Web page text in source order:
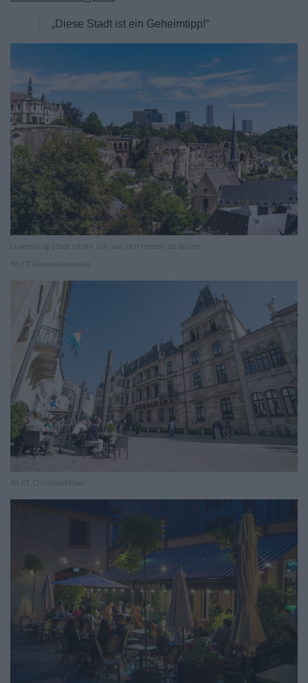
„Diese Stadt ist ein Geheimtipp!“
Luxemburg Stadt ist ein Ort, um sich treiben zu lassen.
©LFT GauvinLapetoule
©LFT ChristianMillen